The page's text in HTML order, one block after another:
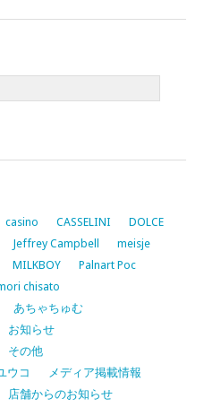
casino CASSELINI
DOLCE
Jeffrey Campbell
meisje
MILKBOY
Palnart Poc
chisato
あちゃちゅむ
お知らせ
その他
ウコ
メディア掲載情報
店舗からのお知らせ